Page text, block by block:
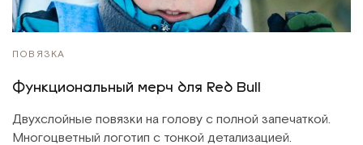
ПОВЯЗКА
Функциональный мерч для Red Bull
Двухслойные повязки на голову с полной запечаткой.
Многоцветный логотип с тонкой детализацией.